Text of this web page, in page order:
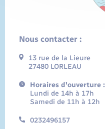
Nous contacter :
13 rue de la Lieure
27480 LORLEAU
Horaires d'ouverture :
Lundi de 14h à 17h
Samedi de 11h à 12h
0232496157